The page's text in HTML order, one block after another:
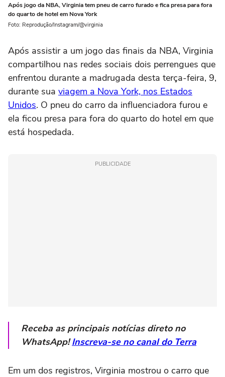
Após jogo da NBA, Virginia tem pneu de carro furado e fica presa para fora
do quarto de hotel em Nova York
Foto: Reprodução/Instagram/@virginia
Após assistir a um jogo das finais da NBA, Virginia
compartilhou nas redes sociais dois perrengues que
enfrentou durante a madrugada desta terça-feira, 9,
durante sua viagem a Nova York, nos Estados
Unidos. O pneu do carro da influenciadora furou e
ela ficou presa para fora do quarto do hotel em que
está hospedada.
PUBLICIDADE
Receba as principais notícias direto no
WhatsApp!Inscreva-se no canal do Terra
Em um dos registros, Virginia mostrou o carro que